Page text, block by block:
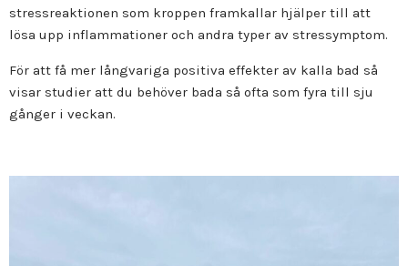
stressreaktionen som kroppen framkallar hjälper till att
lösa upp inflammationer och andra typer av stressymptom.
För att få mer långvariga positiva effekter av kalla bad så
visar studier att du behöver bada så ofta som fyra till sju
gånger i veckan.